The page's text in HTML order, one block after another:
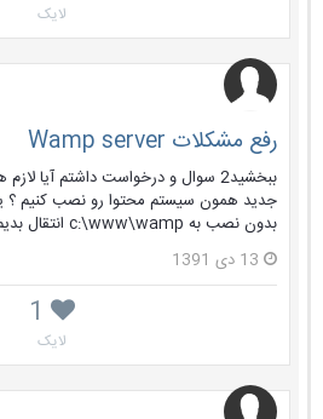
لایک
لایک
رفع مشکلات Wamp server
ببخشید2 سوال و درخواست داشتم آیا
جدید همون سیستم محتوا رو نصب کنیم ؟
بدون نصب به c:\www\wamp انتقال بدیم کافی هست؟ آیا...
13 دی 1391